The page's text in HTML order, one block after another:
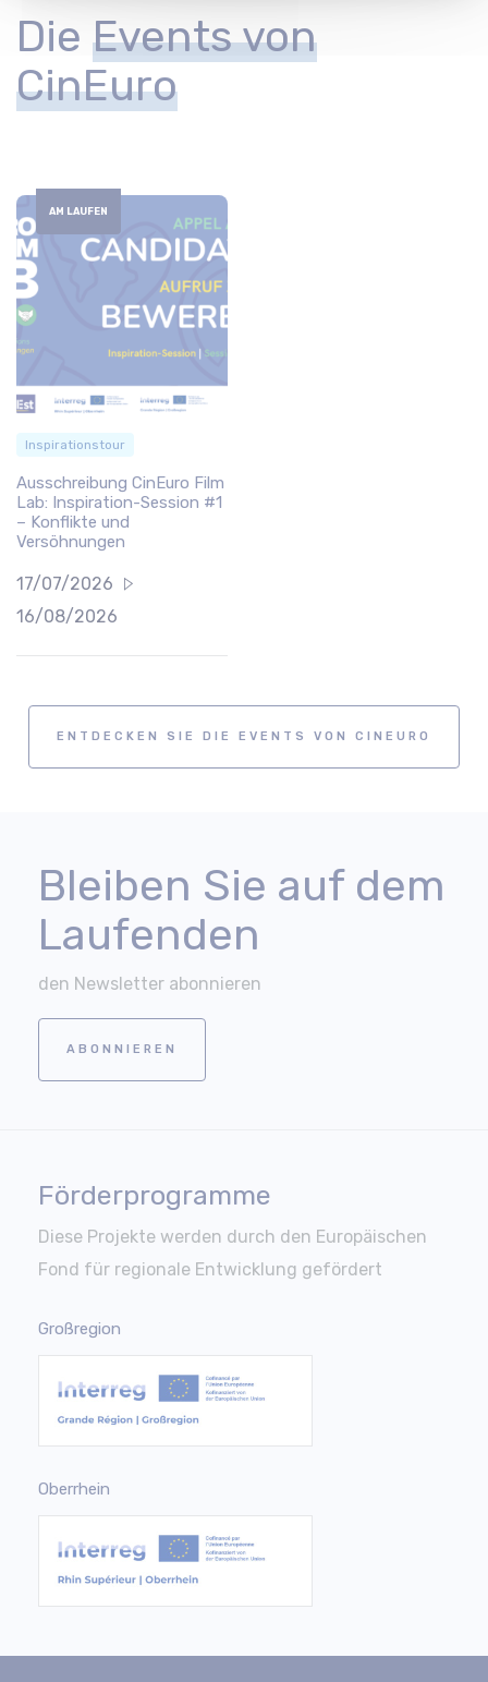
Die Events von
CinEuro
AM LAUFEN
Inspirationstour
Ausschreibung CinEuro Film
Lab: Inspiration-Session #1
– Konflikte und
Versöhnungen
17/07/2026
16/08/2026
ENTDECKEN SIE DIE EVENTS VON CINEURO
Bleiben Sie auf dem
Laufenden
den Newsletter abonnieren
ABONNIEREN
Förderprogramme
Diese Projekte werden durch den Europäischen
Fond für regionale Entwicklung gefördert
Großregion
Oberrhein